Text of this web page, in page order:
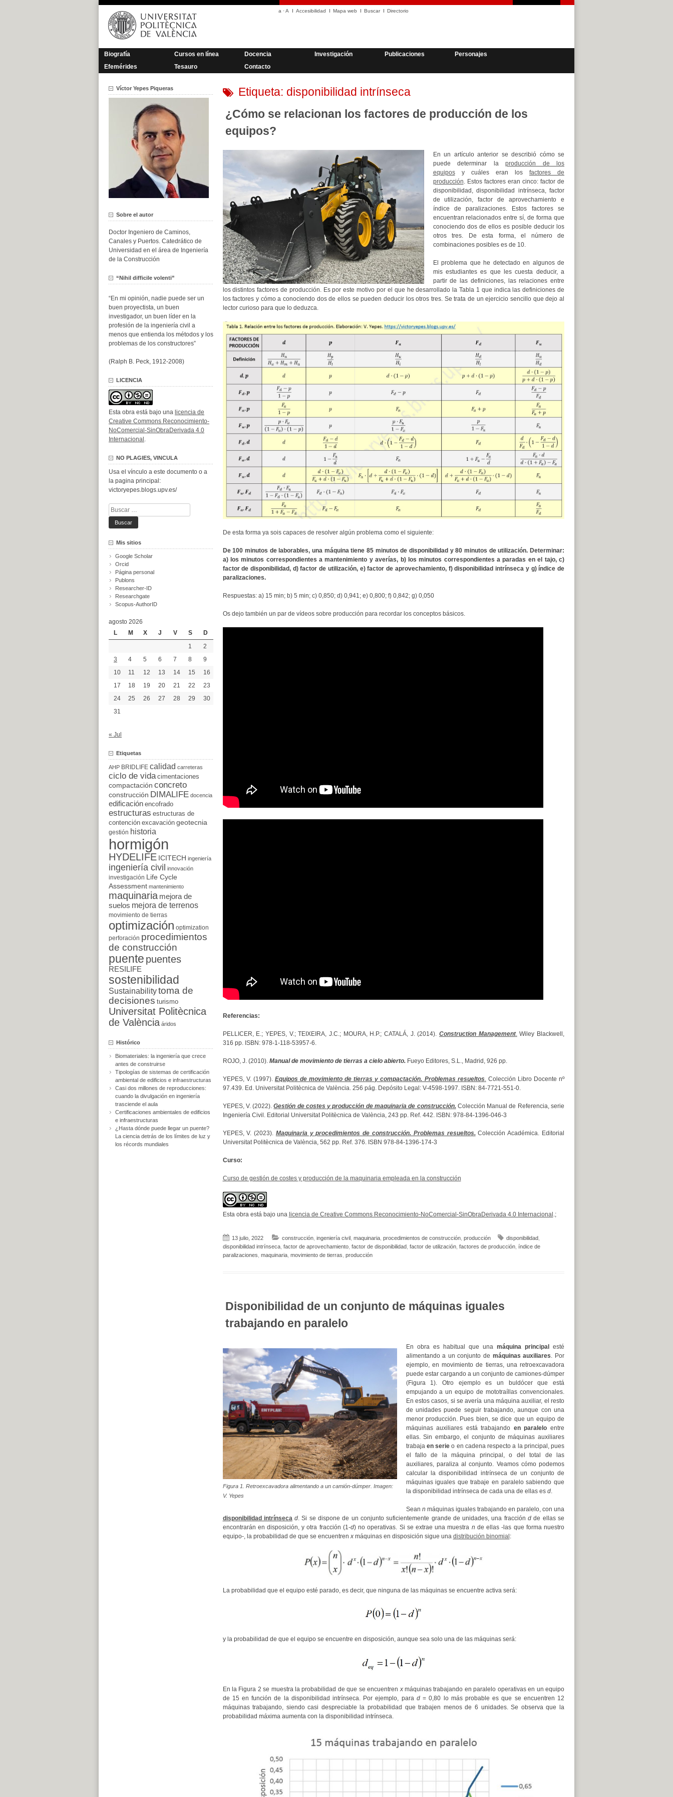
Saltar
contenido
a ·A Accesibilidad Mapa web Buscar Directorio
Biografía Cursos en línea Docencia Investigación Publicaciones
Personajes
Efemérides
Tesauro Contacto
Etiqueta: disponibilidad intrínseca
¿Cómo se relacionan los factores de producción de los
equipos?
En un artículo anterior se describió cómo se
puede determinar la producción de los
equiposy cuáles eran los factores de
producción. Estos factores eran cinco: factor de
disponibilidad, disponibilidad intrínseca, factor
de utilización, factor de aprovechamiento e
índice de paralizaciones. Estos factores se
encuentran relacionados entre sí, de forma que
conociendo dos de ellos es posible deducir los
otros tres. De esta forma, el número de
combinaciones posibles es de 10.
El problema que he detectado en algunos de
mis estudiantes es que les cuesta deducir, a
partir de las definiciones, las relaciones entre
los distintos factores de producción. Es por este motivo por el que he desarrollado la Tabla 1 que indica las definiciones de
los factores y cómo a conociendo dos de ellos se pueden deducir los otros tres. Se trata de un ejercicio sencillo que dejo al
lector curioso para que lo deduzca.
De esta forma ya sois capaces de resolver algún problema como el siguiente:
De 100 minutos de laborables, una máquina tiene 85 minutos de disponibilidad y 80 minutos de utilización. Determinar:
a) los minutos correspondientes a mantenimiento y averías, b) los minutos correspondientes a paradas en el tajo, c)
factor de disponibilidad, d) factor de utilización, e) factor de aprovechamiento, f) disponibilidad intrínseca y g) índice de
paralizaciones.
Respuestas: a) 15 min; b) 5 min; c) 0,850; d) 0,941; e) 0,800; f) 0,842; g) 0,050
Os dejo también un par de vídeos sobre producción para recordar los conceptos básicos.
Referencias:
PELLICER, E.; YEPES, V.; TEIXEIRA, J.C.; MOURA, H.P.; CATALÁ, J. (2014). Construction Management. Wiley Blackwell,
316 pp. ISBN: 978-1-118-53957-6.
ROJO, J. (2010). Manual de movimiento de tierras a cielo abierto. Fueyo Editores, S.L., Madrid, 926 pp.
YEPES, V. (1997). Equipos de movimiento de tierras y compactación. Problemas resueltos Colección Libro Docente nº
97.439. Ed. Universitat Politècnica de València. 256 pág. Depósito Legal: V-4598-1997. ISBN: 84-7721-551-0.
YEPES, V. (2022).Gestión de costes y producción de maquinaria de construcción.Colección Manual de Referencia, serie
Ingeniería Civil. Editorial Universitat Politècnica de València, 243 pp. Ref. 442. ISBN: 978-84-1396-046-3
YEPES, V. (2023). Maquinaria y procedimientos de construcción. Problemas resueltos.Colección Académica. Editorial
Universitat Politècnica de València, 562 pp. Ref. 376. ISBN 978-84-1396-174-3
Curso:
Curso de gestión de costes y producción de la maquinaria empleada en la construcción
Esta obra está bajo una licencia de Creative Commons Reconocimiento-NoComercial-SinObraDerivada 4.0 Internacional .;
13 julio, 2022 construcción, ingeniería civil, maquinaria, procedimientos de construcción, producción disponibilidad,
disponibilidad intrínseca, factor de aprovechamiento, factor de disponibilidad, factor de utilización, factores de producción, índice de
paralizaciones maquinaria, movimiento de tierras producción
Disponibilidad de un conjunto de máquinas iguales
trabajando en paralelo
Figura 1. Retroexcavadora alimentando a un camión-dúmper. Imagen:
V. Yepes
En obra es habitual que una máquina principal
esté
alimentando a un conjunto de máquinas auxiliares. Por
ejemplo, en movimiento de tierras, una retroexcavadora
puede estar cargando a un conjunto de camiones-dúmper
(Figura 1). Otro ejemplo es un buldócer que está
empujando a un equipo de mototraíllas convencionales.
En estos casos, si se avería una máquina auxiliar, el resto
de unidades puede seguir trabajando, aunque con una
menor producción. Pues bien, se dice que un equipo de
máquinas auxiliares está trabajando en paralelo entre
ellas. Sin embargo, el conjunto de máquinas auxiliares
trabaja en serie o en cadena respecto a la principal, pues
el fallo de la máquina principal, o del total de las
auxiliares, paraliza al conjunto. Veamos cómo podemos
calcular la disponibilidad intrínseca de un conjunto de
máquinas iguales que trabaje en paralelo sabiendo que
la disponibilidad intrínseca de cada una de ellas es d.
Sean n máquinas iguales trabajando en paralelo, con una
disponibilidad intrínseca d. Si se dispone de un conjunto suficientemente grande de unidades, una fracciónd de ellas se
encontrarán en disposición, y otra fracción (1-d) no operativas. Si se extrae una muestra n de ellas -las que forma nuestro
equipo-, la probabilidad de que se encuentrenxmáquinas en disposición sigue una distribución binomial :
La probabilidad que el equipo esté parado, es decir, que ninguna de las máquinas se encuentre activa será:
y la probabilidad de que el equipo se encuentre en disposición, aunque sea solo una de las máquinas será:
En la Figura 2 se muestra la probabilidad de que se encuentrenxmáquinas trabajando en paralelo operativas en un equipo
de 15 en función de la disponibilidad intrínseca. Por ejemplo, para d= 0,80 lo más probable es que se encuentren 12
máquinas trabajando, siendo casi despreciable la probabilidad que trabajen menos de 6 unidades. Se observa que la
probabilidad máxima aumenta con la disponibilidad intrínseca.
Víctor Yepes Piqueras
Sobre el autor
Doctor Ingeniero de Caminos,
Canales y Puertos. Catedrático de
Universidad en el área de Ingeniería
de la Construcción
“Nihil difficile volenti”
“En mi opinión, nadie puede ser un
buen proyectista, un buen
investigador, un buen líder en la
profesión de la ingeniería civil a
menos que entienda los métodos y los
problemas de los constructores”
(Ralph B. Peck, 1912-2008)
LICENCIA
Esta obra está bajo una licencia de
Creative Commons Reconocimiento-
NoComercial-SinObraDerivada 4.0
Internacional .
NO PLAGIES, VINCULA
Usa el vínculo a este documento o a
la pagina principal:
victoryepes.blogs.upv.es/
Buscar:
Mis sitios
Google Scholar
Orcid
Página personal
Publons
Researcher-ID
Researchgate
Scopus-AuthorID
agosto 2026
L
M X J V S
D
1
2
3
4 5 6 7 8
9
10
11 12 13 14 15
16
17
18 19 20 21 22
23
24
25 26 27 28 29
30
31
« Jul
Etiquetas
AHP BRIDLIFE calidad carreteras
ciclo de vida cimentaciones
compactación concreto
construcción DIMALIFE docencia
edificación encofrado
estructuras estructuras de
contención excavación geotecnia
gestión historia
hormigón
HYDELIFE ICITECH ingeniería
ingeniería civil innovación
investigación
Life Cycle
Assessment mantenimiento
maquinaria mejora de
suelos mejora de terrenos
movimiento de tierras
optimización optimization
perforación procedimientos
de construcción
puente puentes
RESILIFE
sostenibilidad
Sustainabilitytoma de
decisiones turismo
Universitat Politècnica
de València áridos
Histórico
Biomateriales: la ingeniería que crece
antes de construirse
Tipologías de sistemas de certificación
ambiental de edificios e infraestructuras
Casi dos millones de reproducciones:
cuando la divulgación en ingeniería
trasciende el aula
Certificaciones ambientales de edificios
e infraestructuras
¿Hasta dónde puede llegar un puente?
La ciencia detrás de los límites de luz y
los récords mundiales